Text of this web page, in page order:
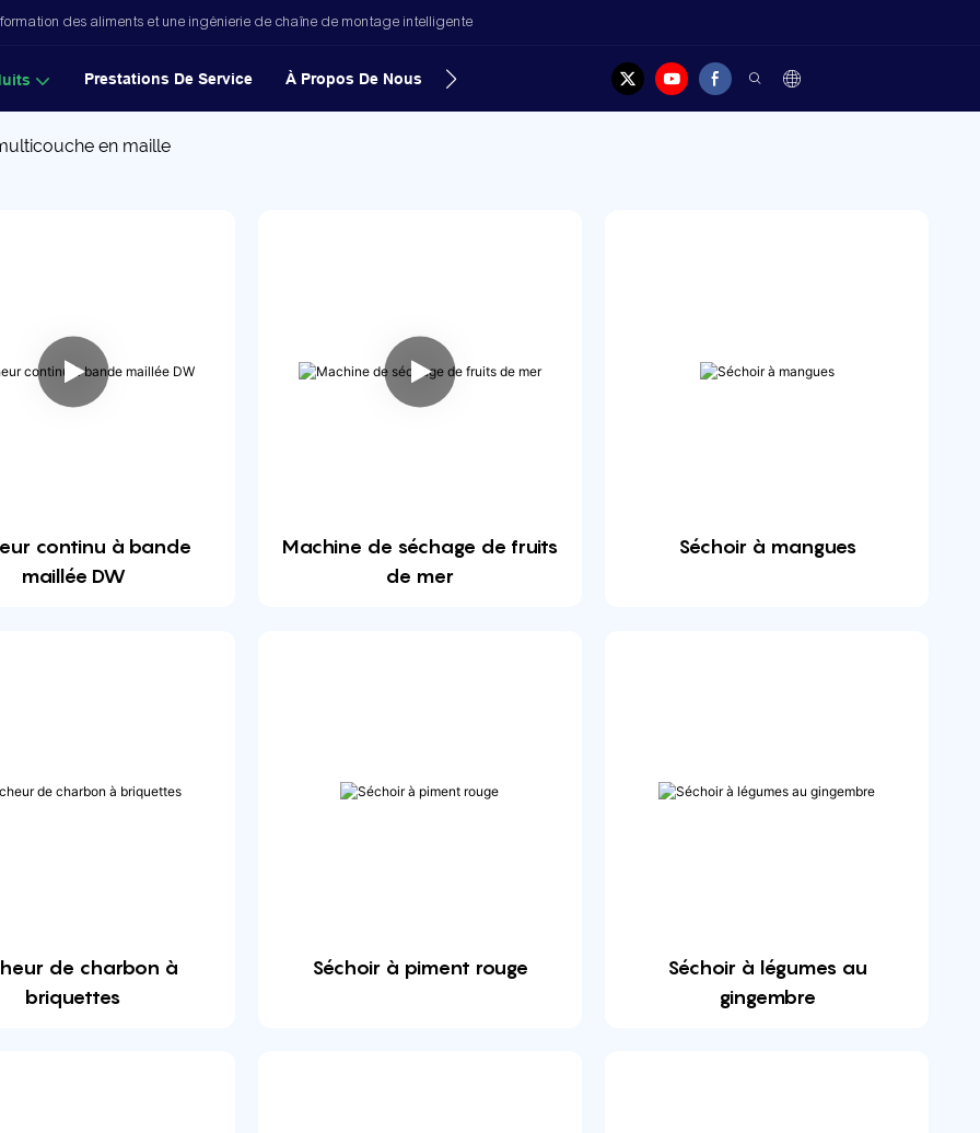
des aliments et une ingénierie de chaîne de montage intelligente
Prestations De Service À Propos De Nous Nouvelles Contacter
en maille
continu à bande
maillée DW
Machine de séchage de fruits
de mer
Séchoir à mangues
de charbon à
briquettes
Séchoir à piment rouge
Séchoir à légumes au
gingembre